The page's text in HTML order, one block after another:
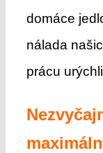
domáce
nálada
prácu